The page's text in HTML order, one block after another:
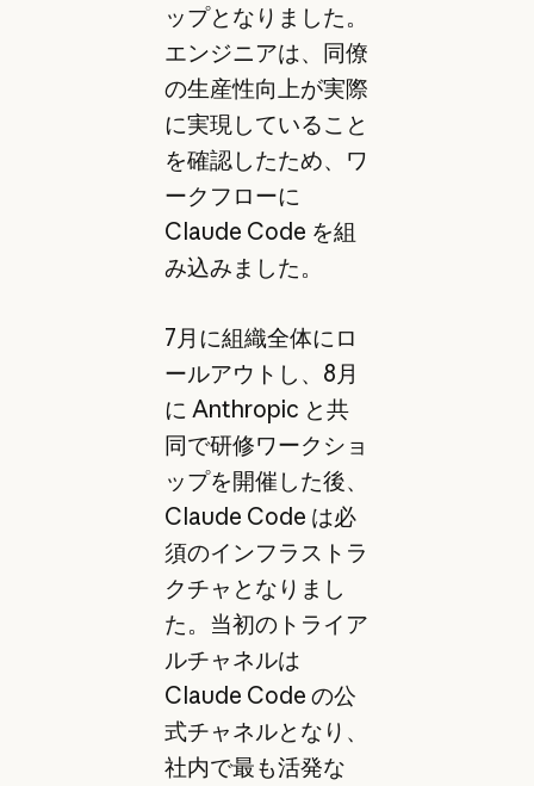
ップとなりました。
エンジニアは、同僚
の生産性向上が実際
に実現していること
を確認したため、ワ
ークフローに
Claude Code を組
み込みました。
7月に組織全体にロ
ールアウトし、8月
に Anthropic と共
同で研修ワークショ
ップを開催した後、
Claude Code は必
須のインフラストラ
クチャとなりまし
た。当初のトライア
ルチャネルは
Claude Code の公
式チャネルとなり、
社内で最も活発な